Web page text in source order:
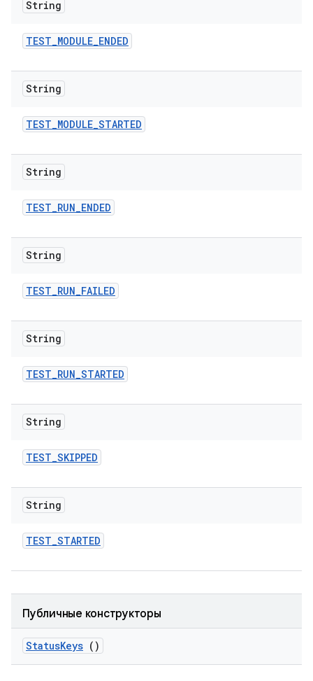
String
TEST_MODULE_ENDED
String
TEST_MODULE_STARTED
String
TEST_RUN_ENDED
String
TEST_RUN_FAILED
String
TEST_RUN_STARTED
String
TEST_SKIPPED
String
TEST_STARTED
Публичные конструкторы
StatusKeys ()